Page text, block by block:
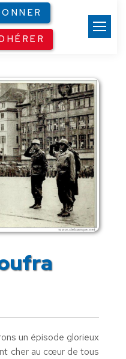
un épisode glorieux
cher au cœur de tous